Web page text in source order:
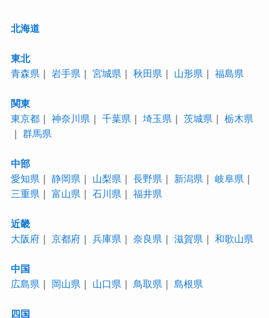
北海道
東北
青森県 ｜ 岩手県 ｜ 宮城県 ｜ 秋田県 ｜ 山形県 ｜ 福島県
関東
東京都｜ 神奈川県 ｜ 千葉県 ｜ 埼玉県 ｜ 茨城県 ｜ 栃木県
｜ 群馬県
中部
愛知県 ｜ 静岡県 ｜ 山梨県 ｜ 長野県 ｜ 新潟県 ｜ 岐阜県 ｜
三重県 ｜ 富山県 ｜ 石川県 ｜ 福井県
近畿
大阪府｜ 京都府｜ 兵庫県 ｜ 奈良県 ｜ 滋賀県 ｜ 和歌山県
中国
広島県 ｜ 岡山県 ｜ 山口県 ｜ 鳥取県 ｜ 島根県
四国